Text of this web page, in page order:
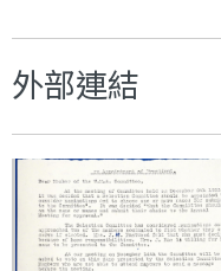
外部連結